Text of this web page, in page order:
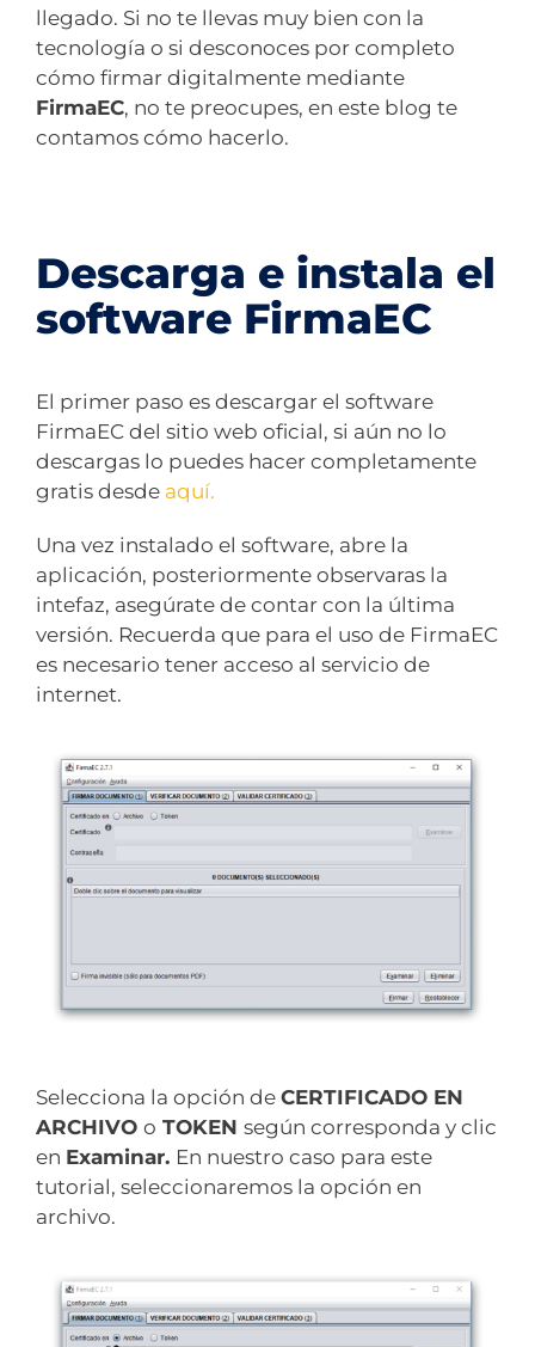
llegado. Si no te llevas muy bien con la
tecnología o si desconoces por completo
cómo firmar digitalmente mediante
FirmaEC, no te preocupes, en este blog te
contamos cómo hacerlo.
Descarga e instala el
software FirmaEC
El primer paso es descargar el software
FirmaEC del sitio web oficial, si aún no lo
descargas lo puedes hacer completamente
gratis desde aquí.
Una vez instalado el software, abre la
aplicación, posteriormente observaras la
intefaz, asegúrate de contar con la última
versión. Recuerda que para el uso de FirmaEC
es necesario tener acceso al servicio de
internet.
Selecciona la opción de CERTIFICADO EN
ARCHIVO o TOKEN según corresponda y clic
en Examinar. En nuestro caso para este
tutorial, seleccionaremos la opción en
archivo.